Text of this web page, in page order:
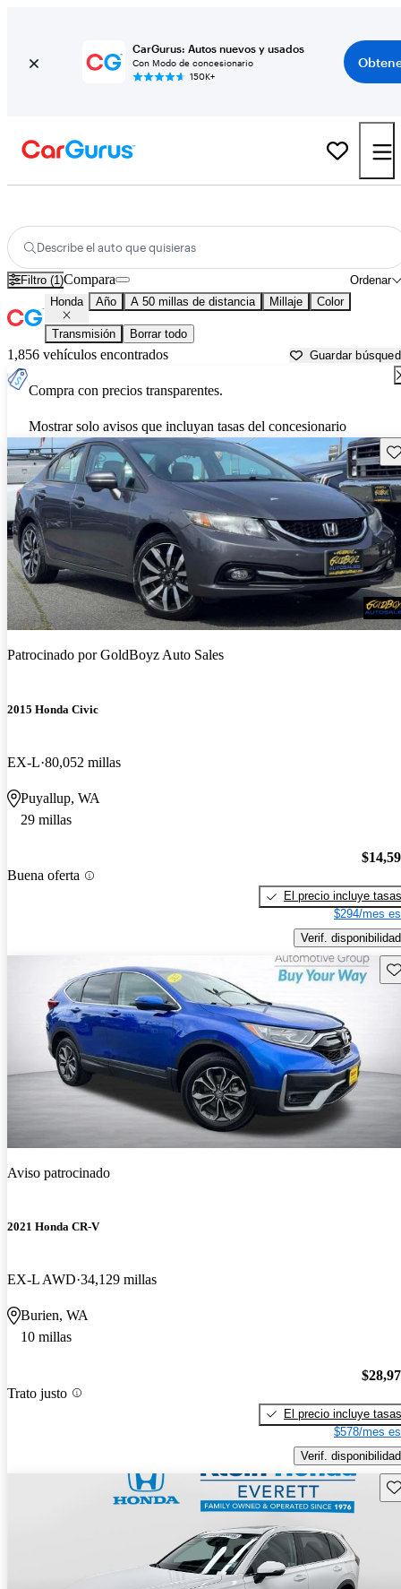
CarGurus: Autos nuevos y usados
Con Modo de concesionario
150K+
Describe el auto que quisieras
Filtro (1) Ordenar
Compara
Honda Año A 50 millas de distancia Millaje Color
Transmisión Borrar todo
1,856 vehículos encontrados Guardar
Compra con precios transparentes.
Mostrar solo avisos que incluyan tasas del concesionario
Patrocinado porGoldBoyz Auto Sales
2015 Honda Civic
EX-L 80,052 millas
Puyallup, WA
29 millas
Buena oferta
El precio incluye tasas
$294/mes
Verif. disponibilidad
Aviso patrocinado
2021 Honda CR-V
EX-L AWD 34,129 millas
Burien, WA
10 millas
Trato justo
El precio incluye tasas
$578/mes
Verif. disponibilidad